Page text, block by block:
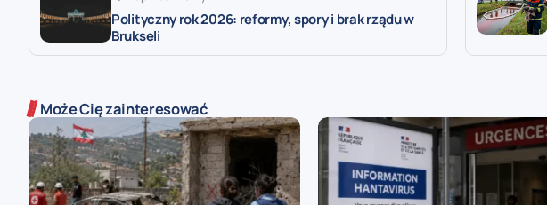
Polityczny rok 2026: reformy, spory i brak rządu w
Brukseli
Może Cię zainteresować